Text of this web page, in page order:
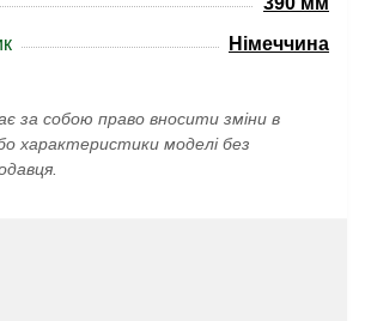
Німеччина
за собою право вносити зміни в
характеристики моделі без